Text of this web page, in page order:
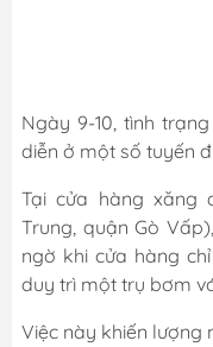
Ngày 9-10, tình
diễn ở một số tuyến
Tại cửa hàng xăng
Trung, quận Gò
ngờ khi cửa hàng
duy trì một trụ bơm
Việc này khiến lượng